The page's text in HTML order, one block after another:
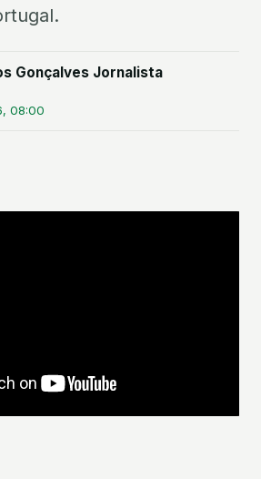
Gonçalves Jornalista
08:00